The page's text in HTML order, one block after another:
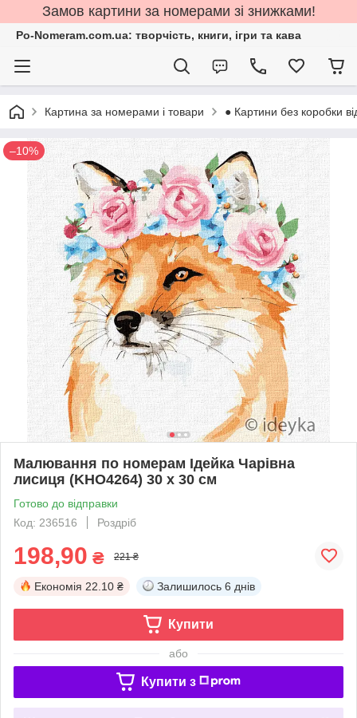
Замов картини за номерами зі знижками!
Po-Nomeram.com.ua: творчість, книги, ігри та кава
Картина за номерами і товари ● Картини без коробки
–10%
Малювання по номерам Ідейка Чарівна
лисиця (KHO4264) 30 х 30 см
Готово до відправки
Код: 236516
Роздріб
198,90 ₴ 221 ₴
Економія 22.10 ₴ Залишилось 6 днів
Купити
або
Купити з